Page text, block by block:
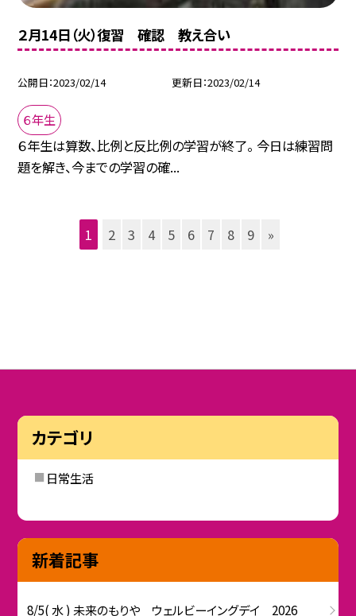
２月14日（火）復習 確認 教え合い
公開日 2023/02/14 更新日 2023/02/14
６年生
６年生は算数、比例と反比例の学習が終了。 今日は練習問
題を解き、今までの学習の確...
1 2 3 4 5 6 7 8 9 »
カテゴリ
日常生活
新着記事
8/5( 水 ) 未来のもりや ウェルビーイングデイ 2026